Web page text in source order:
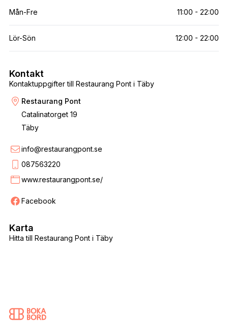
Mån-Fre 11:00 - 22:00
Lör-Sön 12:00 - 22:00
Kontaktuppgifter till Restaurang Pont i Täby
Kontakt
Restaurang Pont
Catalinatorget 19
Täby
info@restaurangpont.se
087563220
www.restaurangpont.se/
Facebook
Hitta till Restaurang Pont i Täby
Karta